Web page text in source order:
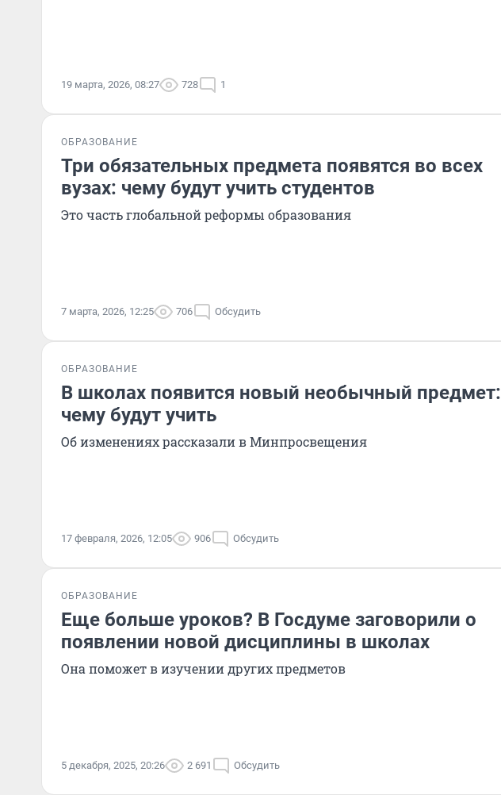
19 марта, 2026, 08:27 728 1
ОБРАЗОВАНИЕ
Три обязательных предмета появятся во всех
вузах: чему будут учить студентов
Это часть глобальной реформы образования
7 марта, 2026, 12:25 706 Обсудить
ОБРАЗОВАНИЕ
В школах появится новый необычный предмет:
чему будут учить
Об изменениях рассказали в Минпросвещения
17 февраля, 2026, 12:05 906 Обсудить
ОБРАЗОВАНИЕ
Еще больше уроков? В Госдуме заговорили о
появлении новой дисциплины в школах
Она поможет в изучении других предметов
5 декабря, 2025, 20:26 2 691 Обсудить